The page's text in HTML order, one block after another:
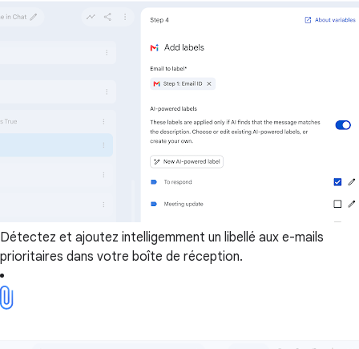
Détectez et ajoutez intelligemment un libellé aux e-mails
prioritaires dans votre boîte de réception.